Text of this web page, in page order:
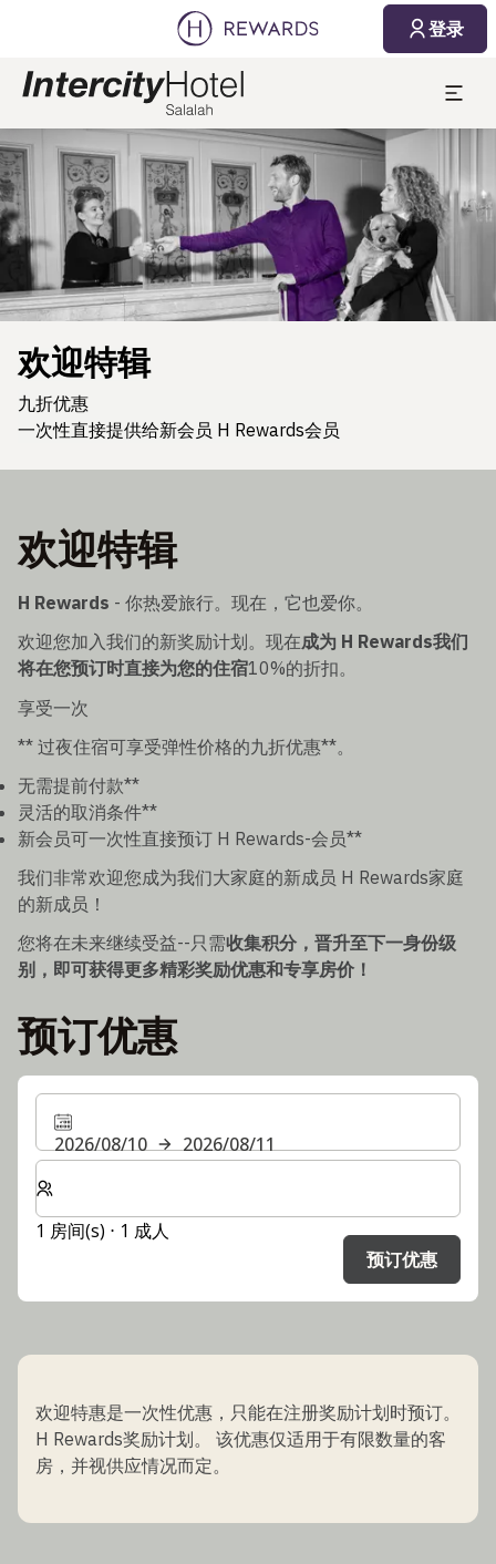
登录
幻灯片1 of1
欢迎特辑
九折优惠
一次性直接提供给新会员 H Rewards会员
欢迎特辑
H Rewards - 你热爱旅行。现在，它也爱你。
欢迎您加入我们的新奖励计划。现在成为 H Rewards我们
将在您预订时直接为您的住宿10%的折扣。
享受一次
** 过夜住宿可享受弹性价格的九折优惠**。
无需提前付款**
灵活的取消条件**
新会员可一次性直接预订 H Rewards-会员**
我们非常欢迎您成为我们大家庭的新成员 H Rewards家庭
的新成员！
您将在未来继续受益--只需收集积分，晋升至下一身份级
别，即可获得更多精彩奖励优惠和专享房价！
预订优惠
2026/08/10
2026/08/11
选择房间数和入住人数
1 房间(s) ⋅ 1 成人
预订优惠
欢迎特惠是一次性优惠，只能在注册奖励计划时预订。
H Rewards奖励计划。 该优惠仅适用于有限数量的客
房，并视供应情况而定。